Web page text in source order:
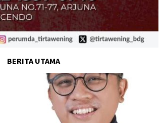
BERITA UTAMA